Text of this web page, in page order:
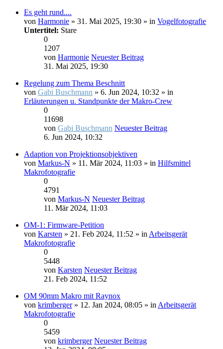
Es geht rund....
von Harmonie » 31. Mai 2025, 19:30 » in Vogelfotografie
Untertitel: Stare
0
1207
von Harmonie Neuester Beitrag
31. Mai 2025, 19:30
Regelung zum Thema Beschnitt
von Gabi Buschmann » 6. Jun 2024, 10:32 » in
Erläuterungen u. Standpunkte der Makro-Crew
0
11698
von Gabi Buschmann Neuester Beitrag
6. Jun 2024, 10:32
Adaption von Projektionsobjektiven
von Markus-N » 11. Mär 2024, 11:03 » in Hilfsmittel
Makrofotografie
0
4791
von Markus-N Neuester Beitrag
11. Mär 2024, 11:03
OM-1: Firmware-Petition
von Karsten » 21. Feb 2024, 11:52 » in Arbeitsgerät
Makrofotografie
0
5448
von Karsten Neuester Beitrag
21. Feb 2024, 11:52
OM 90mm Makro mit Raynox
von krimberger» 12. Jan 2024, 08:05 » in Arbeitsgerät
Makrofotografie
0
5459
von krimberger Neuester Beitrag